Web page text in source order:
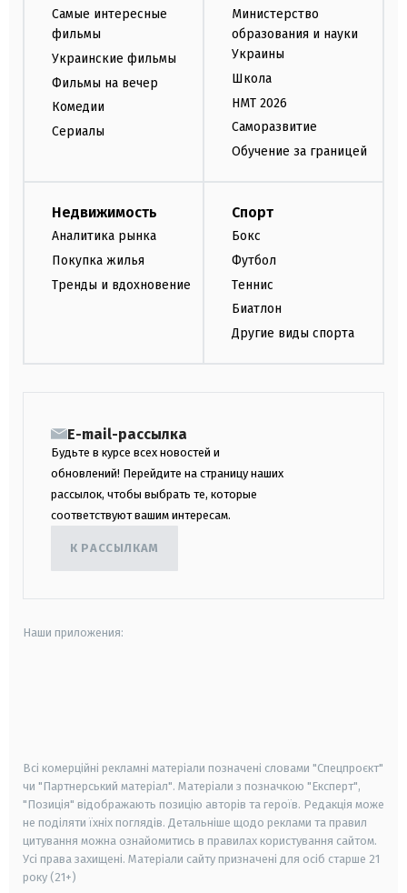
Самые интересные
фильмы
Украинские фильмы
Фильмы на вечер
Комедии
Сериалы
Министерство
образования и науки
Украины
Школа
НМТ 2026
Саморазвитие
Обучение за границей
Недвижимость
Аналитика рынка
Покупка жилья
Тренды и вдохновение
Спорт
Бокс
Футбол
Теннис
Биатлон
Другие виды спорта
E-mail-рассылка
Будьте в курсе всех новостей и
обновлений! Перейдите на страницу наших
рассылок, чтобы выбрать те, которые
соответствуют вашим интересам.
К РАССЫЛКАМ
Наши приложения:
Всі комерційні рекламні матеріали позначені словами "Спецпроєкт"
чи "Партнерський матеріал". Матеріали з позначкою "Експерт",
"Позиція" відображають позицію авторів та героїв. Редакція може
не поділяти їхніх поглядів. Детальніше щодо реклами та правил
цитування можна ознайомитись в правилах користування сайтом.
Усі права захищені. Матеріали сайту призначені для осіб старше 21
року (21+)